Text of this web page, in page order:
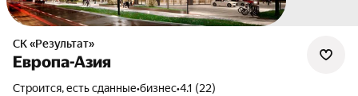
СК «Результат»
Европа-Азия
Строится, есть сданные•бизнес•4.1 (22)